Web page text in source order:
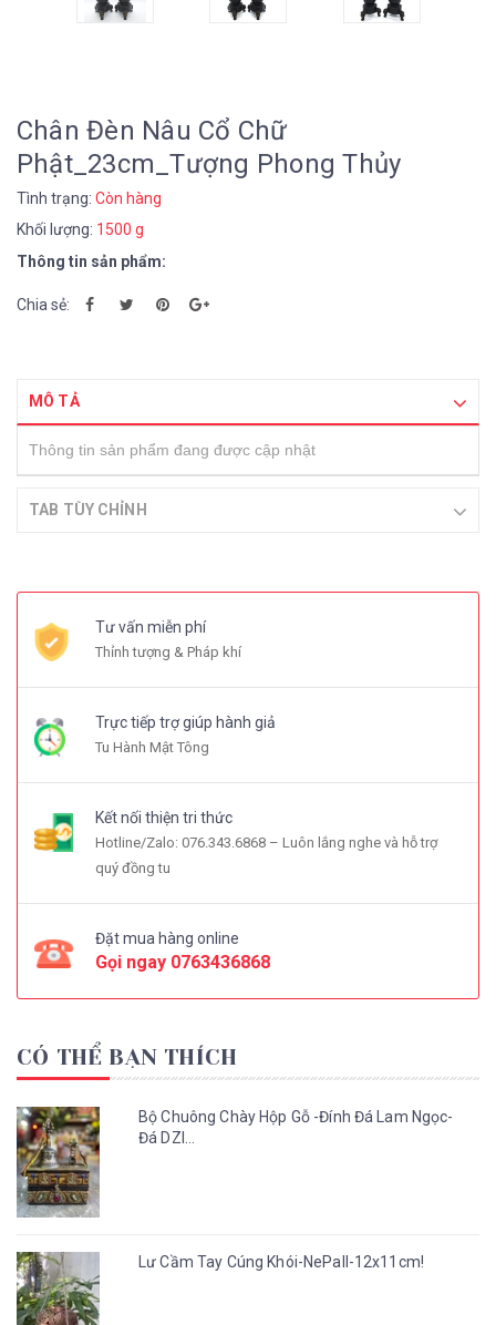
Chân Đèn Nâu Cổ Chữ
Phật_23cm_Tượng Phong Thủy
Tình trạng: Còn hàng
Khối lượng: 1500 g
Thông tin sản phẩm:
Chia sẻ:
MÔ TẢ
Thông tin sản phẩm đang được cập nhật
TAB TÙY CHỈNH
Tư vấn miễn phí
Thỉnh tượng & Pháp khí
Trực tiếp trợ giúp hành giả
Tu Hành Mật Tông
Kết nối thiện tri thức
Hotline/Zalo: 076.343.6868 – Luôn lắng nghe và hỗ trợ
quý đồng tu
Đặt mua hàng online
Gọi ngay 0763436868
CÓ THỂ BẠN THÍCH
Bộ Chuông Chày Hộp Gỗ -Đính Đá Lam Ngọc-
Đá DZI...
Lư Cầm Tay Cúng Khói-NePall-12x11cm!